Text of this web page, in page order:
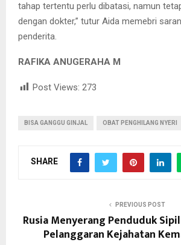
tahap tertentu perlu dibatasi, namun
dengan dokter,” tutur Aida memebri
penderita.
RAFIKA ANUGERAHA M
Post Views: 273
BISA GANGGU GINJAL OBAT PENGHILANG NYERI
SHARE
PREVIOUS POST
Rusia Menyerang Penduduk
Pelanggaran Kejahatan